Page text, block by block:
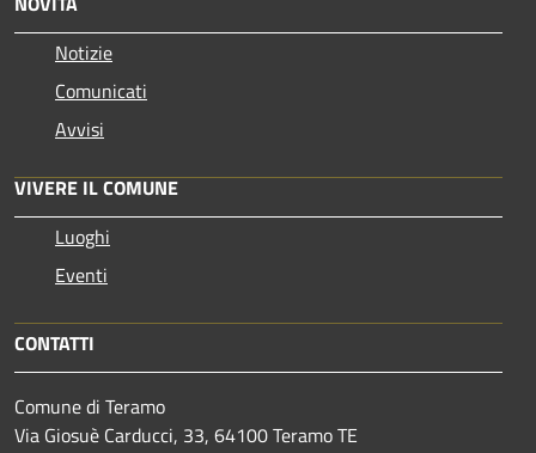
Notizie
Comunicati
Avvisi
VIVERE IL COMUNE
Luoghi
Eventi
CONTATTI
Comune di Teramo
Via Giosuè Carducci, 33, 64100 Teramo TE